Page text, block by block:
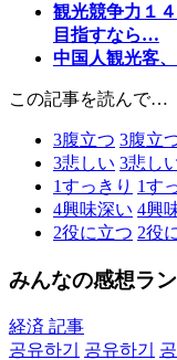
観光競争力１
目指すなら…
中国人観光客
この記事を読んで…
3腹立つ 3腹立
3悲しい 3悲し
1すっきり 1す
4興味深い 4興
2役に立つ 2役
みんなの感想ラ
経済 記事
공유하기
공유하기